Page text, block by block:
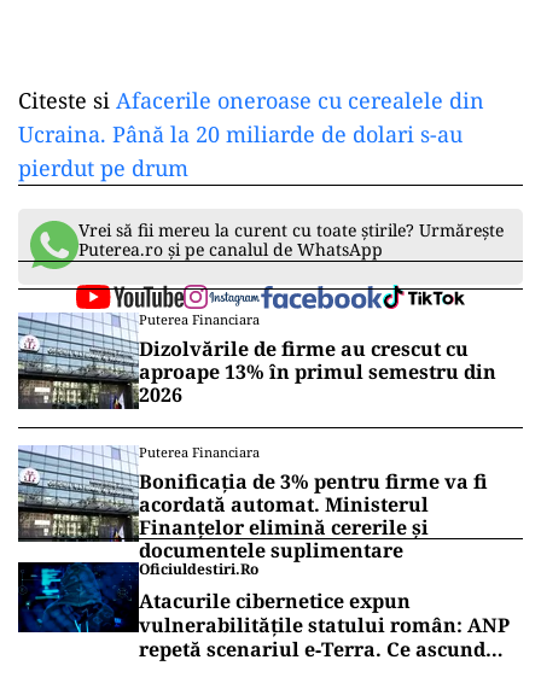
Citeste si Afacerile oneroase cu cerealele din
Ucraina. Până la 20 miliarde de dolari s-au
pierdut pe drum
Vrei să fii mereu la curent cu toate știrile? Urmărește
Puterea.ro și pe canalul de WhatsApp
Puterea Financiara
Dizolvările de firme au crescut cu
aproape 13% în primul semestru din
2026
Puterea Financiara
Bonificația de 3% pentru firme va fi
acordată automat. Ministerul
Finanțelor elimină cererile și
documentele suplimentare
Oficiuldestiri.ro
Atacurile cibernetice expun
vulnerabilitățile statului român: ANP
repetă scenariul e‑Terra. Ce ascund